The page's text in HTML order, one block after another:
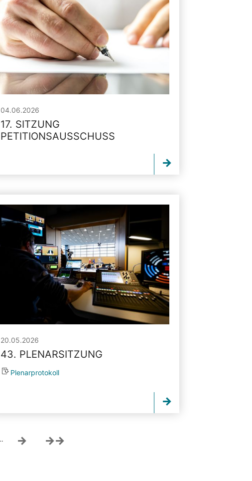
04.06.2026
17. SITZUNG
PETITIONSAUSSCHUSS
20.05.2026
43. PLENARSITZUNG
Plenarprotokoll